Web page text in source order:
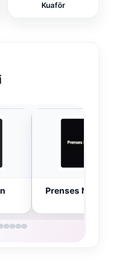
Kuaför
Prenses Night